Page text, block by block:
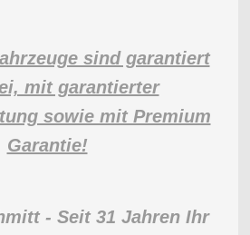
sind garantiert
mit garantierter
sowie mit Premium
Garantie!
- Seit 31 Jahren Ihr